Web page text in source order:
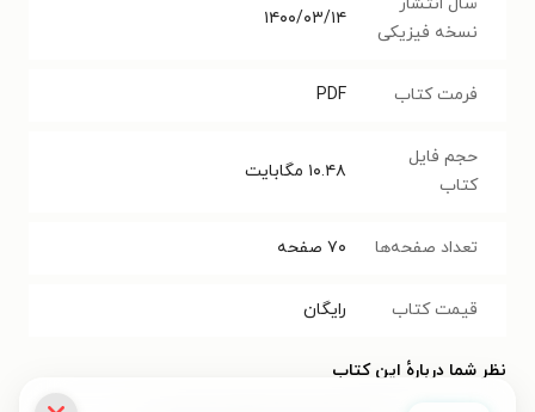
نسخه فیزیکی
۱۴۰۰/۰۳/۱۴
فرمت کتاب PDF
حجم فایل
کتاب
۱۰.۴۸ مگابایت
تعداد صفحه‌ها ۷۰ صفحه
قیمت کتاب رایگان
نظر شما دربارهٔ این کتاب